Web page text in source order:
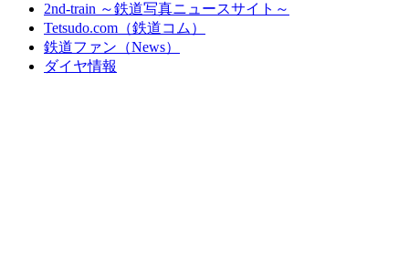
2nd-train ～鉄道写真ニュースサイト～
Tetsudo.com（鉄道コム）
鉄道ファン（News）
ダイヤ情報